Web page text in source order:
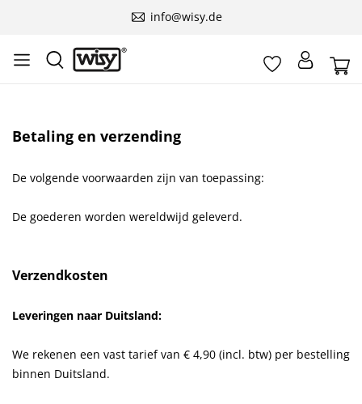
info@wisy.de
Betaling en verzending
De volgende voorwaarden zijn van toepassing:
De goederen worden wereldwijd geleverd.
Verzendkosten
Leveringen naar Duitsland:
We rekenen een vast tarief van € 4,90 (incl. btw) per bestelling
binnen Duitsland.